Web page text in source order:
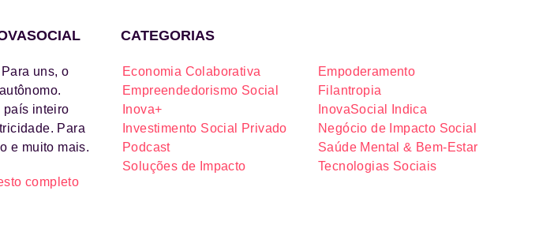
uns, o
país inteiro
Para
e muito mais.
completo
CATEGORIAS
Economia Colaborativa
Empoderamento
Empreendedorismo Social
Filantropia
Inova+
InovaSocial Indica
Investimento Social Privado
Negócio de Impacto Social
Podcast
Saúde Mental & Bem-Estar
Soluções de Impacto
Tecnologias Sociais